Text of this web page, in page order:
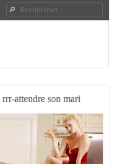
Rechercher
attendre son mari